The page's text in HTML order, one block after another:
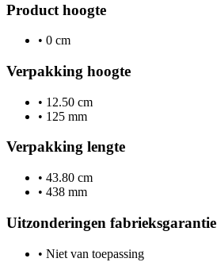
Product hoogte
• 0 cm
Verpakking hoogte
• 12.50 cm
• 125 mm
Verpakking lengte
• 43.80 cm
• 438 mm
Uitzonderingen fabrieksgarantie
• Niet van toepassing